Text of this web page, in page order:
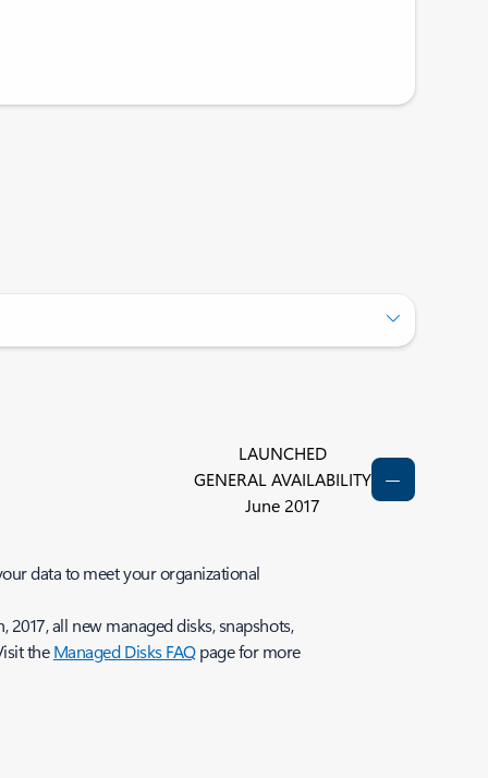
LAUNCHED
GENERAL AVAILABILITY
June 2017
data to meet your organizational
all new managed disks, snapshots,
theManaged Disks FAQpage for more